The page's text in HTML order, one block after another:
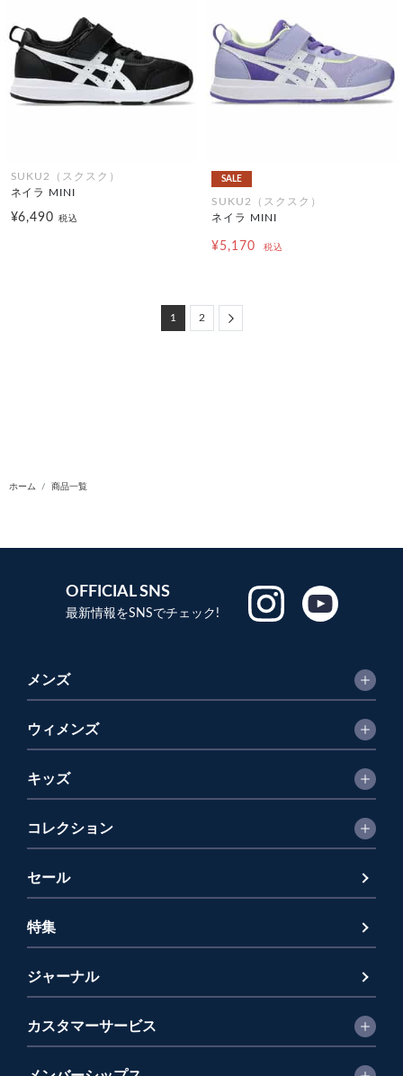
SUKU2（スクスク）
ネイラ MINI
¥6,490税込
SALE
SUKU2（スクスク）
ネイラ MINI
¥5,170 税込
1 2 Next
ホーム 商品一覧
OFFICIAL SNS
最新情報をSNSでチェック!
メンズ
ウィメンズ
キッズ
コレクション
セール
特集
ジャーナル
カスタマーサービス